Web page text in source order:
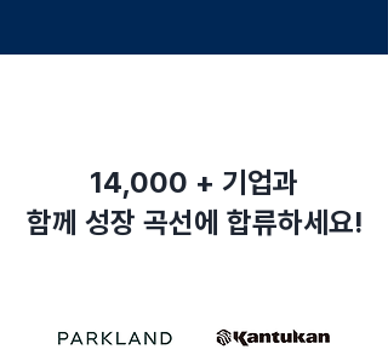
14,000 + 기업과
함께 성장 곡선에 합류하세요!